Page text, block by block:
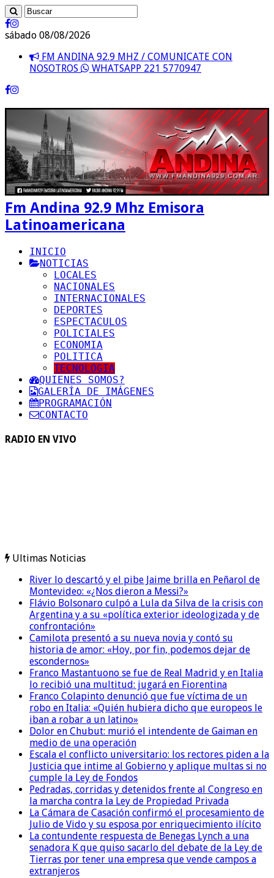
sábado 08/08/2026
FM ANDINA 92.9 MHZ / COMUNICATE CON
NOSOTROS
WHATSAPP 221 5770947
Fm Andina 92.9 Mhz Emisora
Latinoamericana
INICIO
NOTICIAS
LOCALES
NACIONALES
INTERNACIONALES
DEPORTES
ESPECTACULOS
POLICIALES
ECONOMIA
POLITICA
TECNOLOGIA
QUIENES SOMOS?
GALERÍA DE IMÁGENES
PROGRAMACIÓN
CONTACTO
RADIO EN VIVO
Ultimas Noticias
River lo descartó y el pibe Jaime brilla en Peñarol de
Montevideo: «¿Nos dieron a Messi?»
Flávio Bolsonaro culpó a Lula da Silva de la crisis con
Argentina y a su «política exterior ideologizada y de
confrontación»
Camilota presentó a su nueva novia y contó su
historia de amor: «Hoy, por fin, podemos dejar de
escondernos»
Franco Mastantuono se fue de Real Madrid y en Italia
lo recibió una multitud: jugará en Fiorentina
Franco Colapinto denunció que fue víctima de un
robo en Italia: «Quién hubiera dicho que europeos le
iban a robar a un latino»
Dolor en Chubut: murió el intendente de Gaiman en
medio de una operación
Escala el conflicto universitario: los rectores piden a la
Justicia que intime al Gobierno y aplique multas si no
cumple la Ley de Fondos
Pedradas, corridas y detenidos frente al Congreso en
la marcha contra la Ley de Propiedad Privada
La Cámara de Casación confirmó el procesamiento de
Julio de Vido y su esposa por enriquecimiento ilícito
La contundente respuesta de Benegas Lynch a una
senadora K que quiso sacarlo del debate de la Ley de
Tierras por tener una empresa que vende campos a
extranjeros